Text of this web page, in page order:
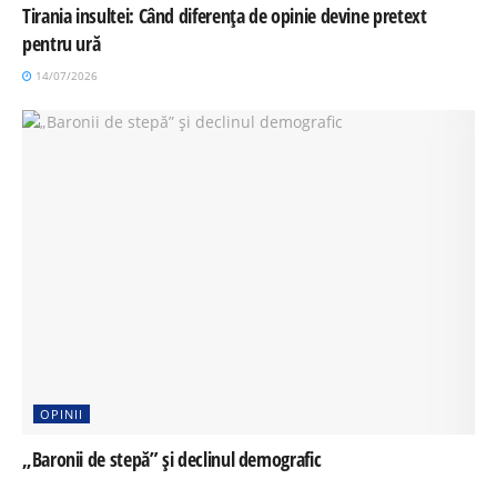
Tirania insultei: Când diferența de opinie devine pretext
pentru ură
14/07/2026
OPINII
„Baronii de stepă” și declinul demografic